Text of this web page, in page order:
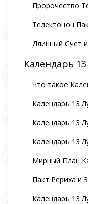
Пророчество
Телектонон
Длинный Счет
Календарь
Что такое
Календарь 13
Календарь 13
Календарь 13
Мирный План
Пакт Рериха и
Календарь 13